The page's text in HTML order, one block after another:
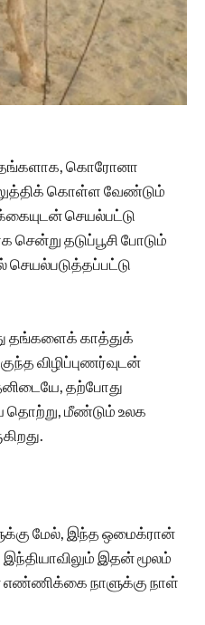
கொரோனா
கொள்ள வேண்டும்
செயல்பட்டு
சென்று தடுப்பூசி போடும்
செயல்படுத்தப்பட்டு
தங்களைக் காத்துக்
விழிப்புணர்வுடன்
தற்போது
தொற்று, மீண்டும் உலக
மேல், இந்த ஒமைக்ரான்
இந்தியாவிலும் இதன் மூலம்
எண்ணிக்கை நாளுக்கு நாள்